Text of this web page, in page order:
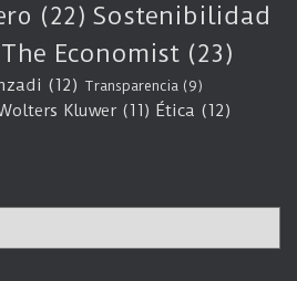
(22) Sostenibilidad
The Economist (23)
(12) Transparencia (9)
Kluwer (11) Ética (12)